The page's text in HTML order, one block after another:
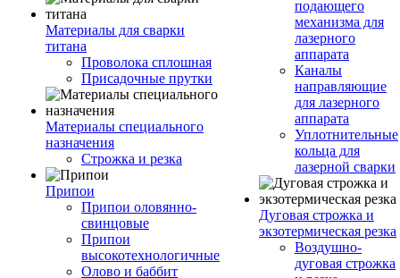
Материалы для сварки
титана
Проволока сплошная
Присадочные прутки
Материалы специального
назначения
Строжка и резка
Припои
Припои оловянно-
свинцовые
Припои
высокотехнологичные
Олово и баббит
подающего
механизма для
лазерного
аппарата
Каналы
направляющие
для лазерного
аппарата
Уплотнительные
кольца для
лазерной сварки
Дуговая строжка и
экзотермическая резка
Воздушно-
дуговая строжка